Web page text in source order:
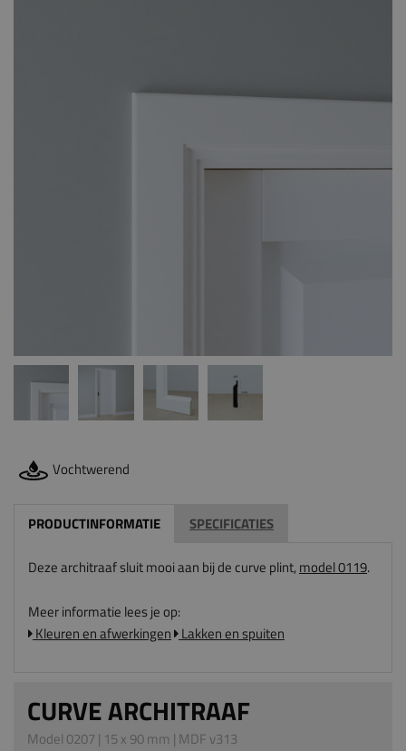
Vochtwerend
PRODUCTINFORMATIE SPECIFICATIES
Deze architraaf sluit mooi aan bij de curve plint,model 0119.
Meer informatie lees je op:
Kleuren en afwerkingen Lakken en spuiten
CURVE ARCHITRAAF
Model 0207 | 15 x 90 mm | MDF v313